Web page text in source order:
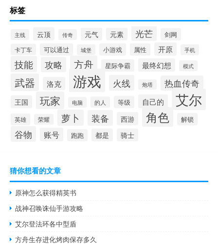
标签
主线 云顶 传奇 元气 元素 光芒 剑网
卡丁车 可以通过 城堡 小游戏 属性 开原 手机
技能 攻略 方舟 星际争霸 最终幻想 模式
武器 洛克 游戏 火线 炮塔 热血传奇
王国 玩家 电脑 的人 等级 自己的 艾尔
英雄 荣耀 萝卜 装备 西游 角色 解锁
谷物 账号 跑跑 都是 骑士
猜你想看的文章
原神怎么获得精英书
战神召唤诛仙手游攻略
艾尔登法环各中型盾
方舟生存进化烤肉保存多久